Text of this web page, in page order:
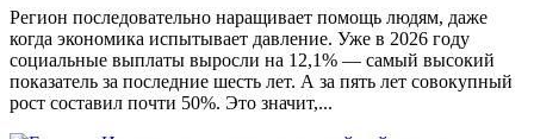
Регион последовательно наращивает помощь людям, даже
когда экономика испытывает давление. Уже в 2026 году
социальные выплаты выросли на 12,1% — самый высокий
показатель за последние шесть лет. А за пять лет совокупный
рост составил почти 50%. Это значит,...